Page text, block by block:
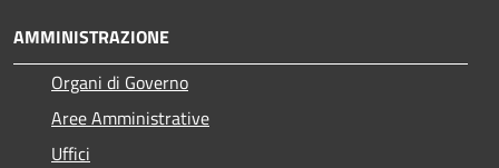
AMMINISTRAZIONE
Organi di Governo
Aree Amministrative
Uffici